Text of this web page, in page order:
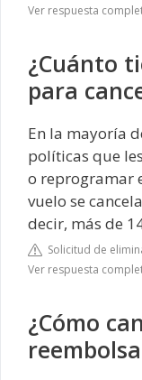
Ver respuesta
¿Cuánto
para
En la mayoría
políticas que
o reprogramar
vuelo se
decir, más de
Solicitud de
Ver respuesta
¿Cómo